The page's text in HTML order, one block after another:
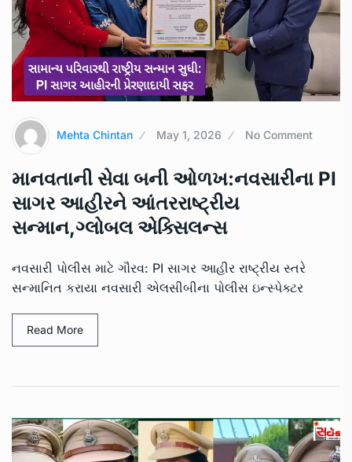
Mehta Chintan May 1, 2026 No Comment
માનવતાની સેવા બની ઓળખ:નવસારીના PI
સાગર આહીરને આંતરરાષ્ટ્રીય
સન્માન,ગ્લોબલ એક્સિલન્સ
નવસારી પોલીસ માટે ગૌરવ: PI સાગર આહીર રાષ્ટ્રીય સ્તરે
સન્માનિત કરાયા નવસારી એલસીબીના પોલીસ ઇન્સ્પેક્ટર
Read More